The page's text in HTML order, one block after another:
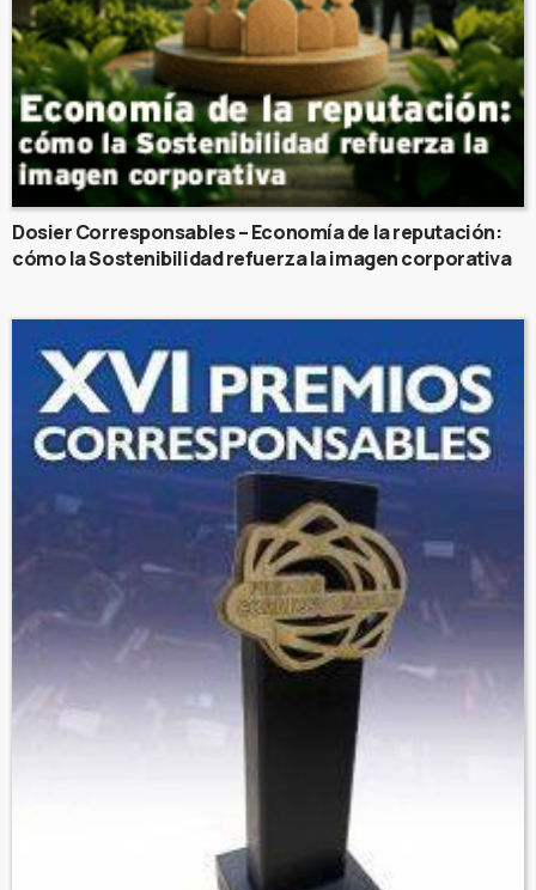
Dosier Corresponsables – Economía de la reputación:
cómo la Sostenibilidad refuerza la imagen corporativa